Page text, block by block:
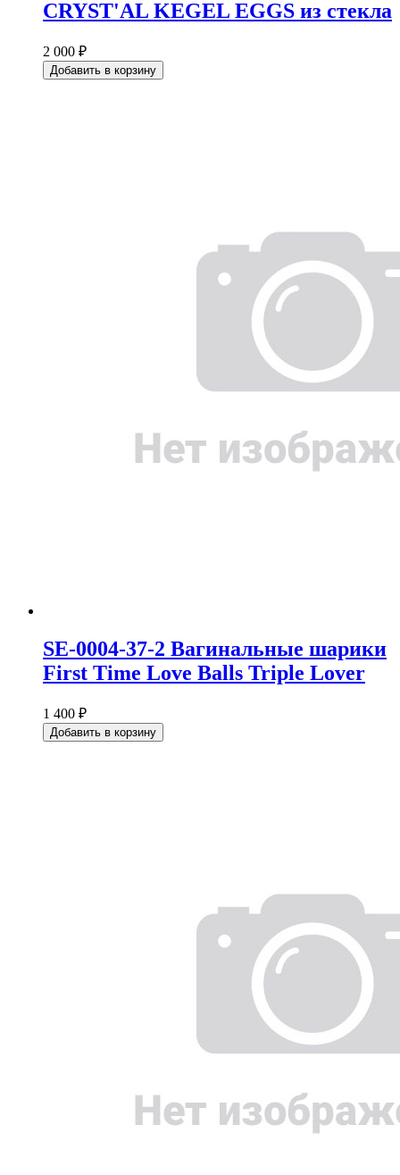
CRYST'AL KEGEL EGGS из стекла
2 000 ₽
Добавить в корзину
SE-0004-37-2 Вагинальные шарики
First Time Love Balls Triple Lover
1 400 ₽
Добавить в корзину